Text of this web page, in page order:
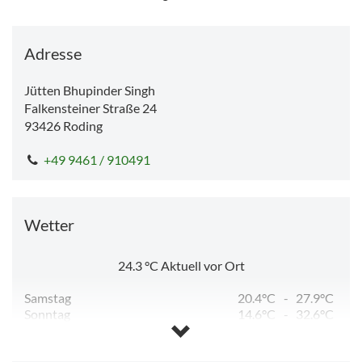
Adresse
Jütten Bhupinder Singh
Falkensteiner Straße 24
93426 Roding
+49 9461 / 910491
Wetter
24.3°C Aktuell vor Ort
Samstag 20.4°C - 27.9°C
Sonntag
14.6°C -
32.6°C